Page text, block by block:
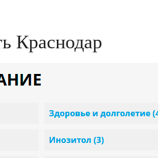
Краснодар